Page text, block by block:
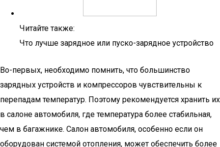
Читайте также:
Что лучше зарядное или пуско-зарядное устройство
Во-первых, необходимо помнить, что большинство
зарядных устройств и компрессоров чувствительны к
перепадам температур. Поэтому рекомендуется хранить их
в салоне автомобиля, где температура более стабильная,
чем в багажнике. Салон автомобиля, особенно если он
оборудован системой отопления, может обеспечить более